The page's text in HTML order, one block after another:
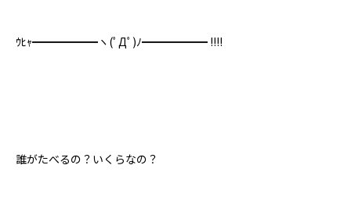
ｳﾋｬ━━━━━━ヽ(ﾟДﾟ)ﾉ━━━━━━ !!!!
誰がたべるの？いくらなの？